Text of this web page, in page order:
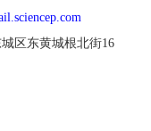
区东黄城根北街16